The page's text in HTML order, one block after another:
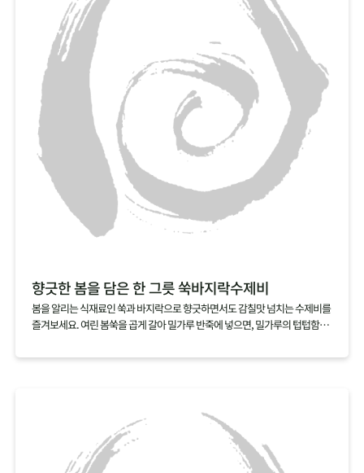
향긋한 봄을 담은 한 그릇 쑥바지락수제비
봄을 알리는 식재료인 쑥과 바지락으로 향긋하면서도 감칠맛 넘치는 수제비를
즐겨보세요. 여린 봄쑥을 곱게 갈아 밀가루 반죽에 넣으면, 밀가루의 텁텁함은
이면, 따로 육수를 내지 않아도 깊은 국물맛을 낼 수 있답니다.